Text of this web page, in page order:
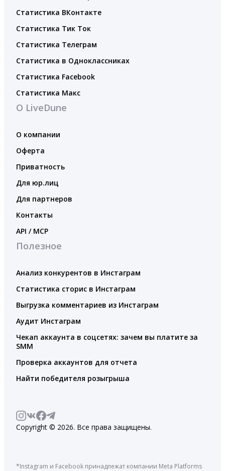
Статистика ВКонтакте
Статистика Тик Ток
Статистика Телеграм
Статистика в Одноклассниках
Статистика Facebook
Статистика Макс
О LiveDune
О компании
Оферта
Приватность
Для юр.лиц
Для партнеров
Контакты
API / MCP
Полезное
Анализ конкурентов в Инстаграм
Статистика сторис в Инстаграм
Выгрузка комментариев из Инстаграм
Аудит Инстаграм
Чекап аккаунта в соцсетях: зачем вы платите за
SMM
Проверка аккаунтов для отчета
Найти победителя розыгрыша
Copyright © 2026. Все права защищены.
*Instagram и Facebook принадлежат компании Meta Platforms